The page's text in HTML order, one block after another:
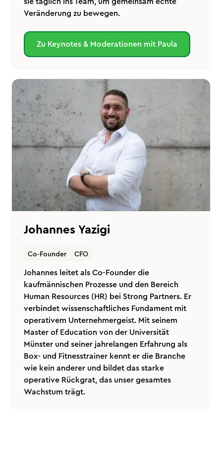
Veränderung zu bewegen.
Zu Keynotes & Moderationen mit Paula
Johannes Yazigi
Co-Founder CFO
Johannes leitet als Co-Founder die
kaufmännischen Prozesse und den Bereich
Human Resources (HR) bei Strong Partners. Er
verbindet wissenschaftliches Fundament mit
operativem Unternehmergeist. Mit seinem
Master of Education von der Universität
Münster und seiner jahrelangen Erfahrung als
Box- und Fitnesstrainer kennt er die Branche
wie kein anderer und bildet das starke
operative Rückgrat, das unser gesamtes
Wachstum trägt.